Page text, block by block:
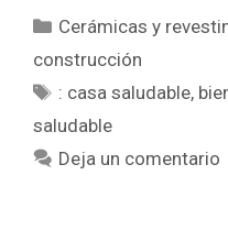
Categorías
Cerámicas y
construcción
Etiquetas
: casa saludable,
saludable
Deja un comentario